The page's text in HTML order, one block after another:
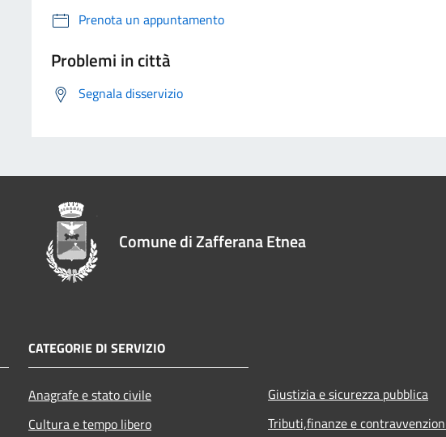
Prenota un appuntamento
Problemi in città
Segnala disservizio
Comune di Zafferana Etnea
CATEGORIE DI SERVIZIO
Anagrafe e stato civile
Cultura e tempo libero
Giustizia e sicurezza pubblica
Tributi,finanze e